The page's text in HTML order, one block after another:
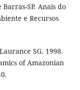
SP. Anais do
e Recursos
SG. 1998.
of Amazonian